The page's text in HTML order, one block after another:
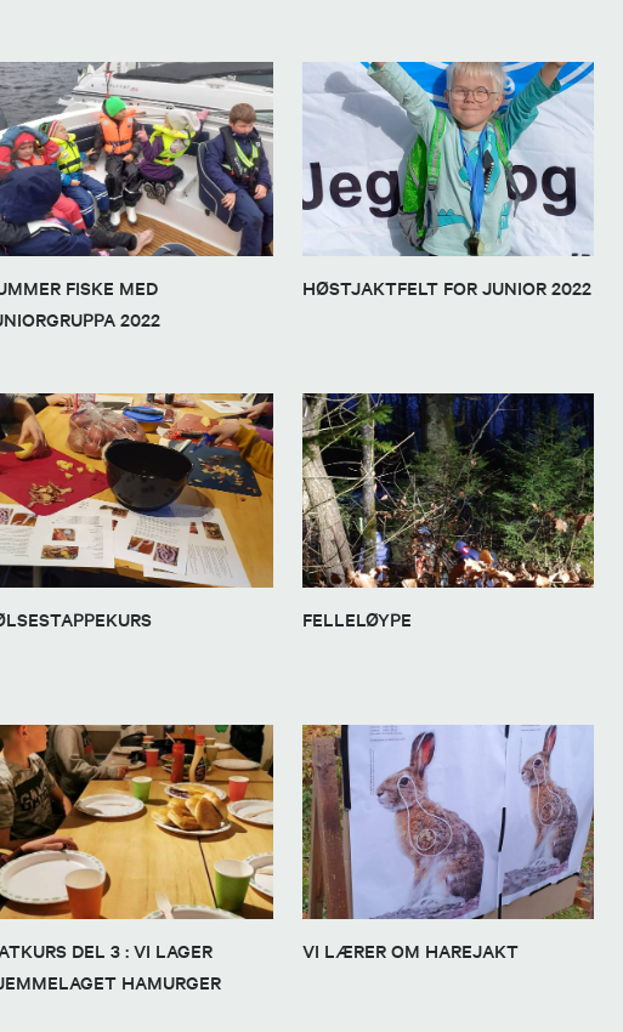
FISKE MED
2022
HØSTJAKTFELT FOR JUNIOR 2022
FELLELØYPE
DEL 3 : VI LAGER
HAMURGER
VI LÆRER OM HAREJAKT